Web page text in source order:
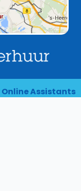
Online Assistants